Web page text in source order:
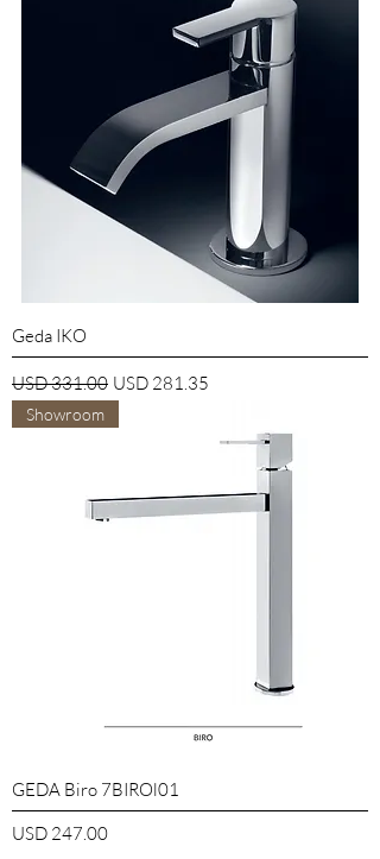
Geda IKO
Precio
USD 331.00 Precio de oferta
USD 281.35
Showroom
GEDA Biro 7BIROl01
Precio
USD 247.00